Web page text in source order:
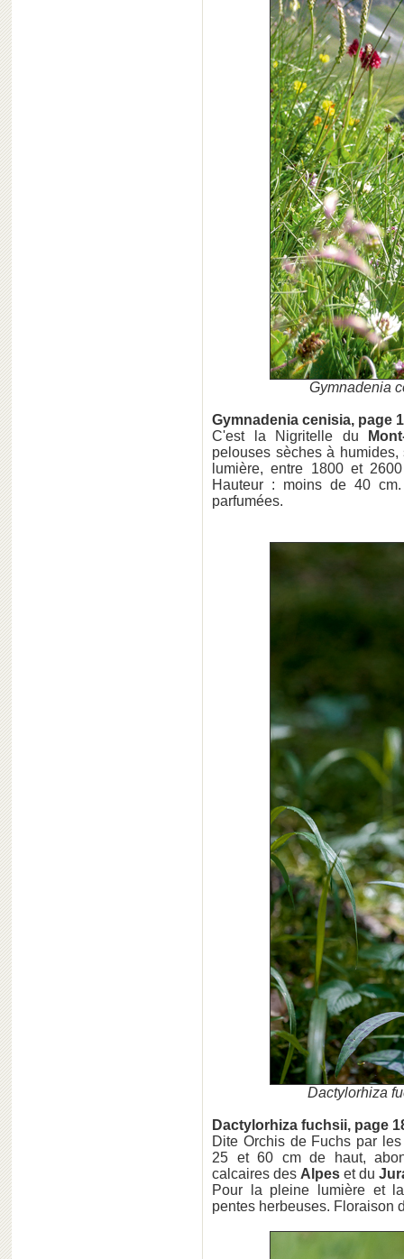
Gymnadenia
Gymnadenia cenisia, page
C'est la Nigritelle du
pelouses sèches à
lumière, entre 1800 et
Hauteur : moins de 40
parfumées.
Dactylorhiza
Dactylorhiza fuchsii, page
Dite Orchis de Fuchs par
25 et 60 cm de haut,
calcaires des Alpes et du
Pour la pleine lumière et
pentes herbeuses. Floraison